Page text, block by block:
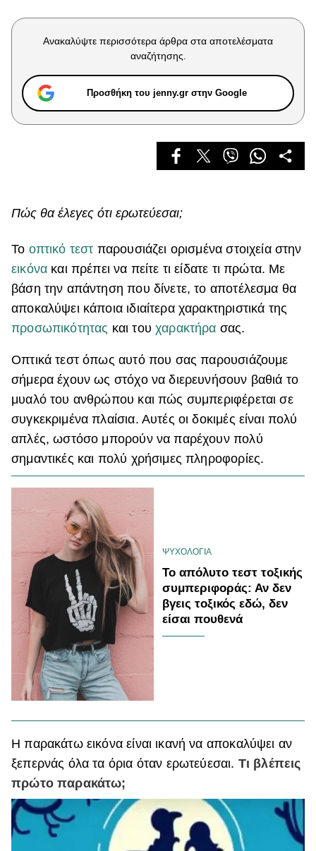
Celebrities
Συνεντεύξεις
True Stories
Ask the Guru
Success Stories
Cooking
Green
Αφιερώματα
ΒΟΞ
Χωρίς Ταμπέλες
Women's Forum
Hautes Grecians
Γάμος
Market News
Ανακαλύψτε περισσότερα άρθρα στα αποτελέσματα
αναζήτησης.
Προσθήκη του jenny.gr στην Google
Πώς θα έλεγες ότι ερωτεύεσαι;
Το οπτικό τεστ παρουσιάζει ορισμένα στοιχεία στην
εικόνα και πρέπει να πείτε τι είδατε τι πρώτα. Με
βάση την απάντηση που δίνετε, το αποτέλεσμα θα
αποκαλύψει κάποια ιδιαίτερα χαρακτηριστικά της
προσωπικότητας και τουχαρακτήρα σας.
Οπτικά τεστ όπως αυτό που σας παρουσιάζουμε
σήμερα έχουν ως στόχο να διερευνήσουν βαθιά το
μυαλό του ανθρώπου και πώς συμπεριφέρεται σε
συγκεκριμένα πλαίσια. Αυτές οι δοκιμές είναι πολύ
απλές, ωστόσο μπορούν να παρέχουν πολύ
σημαντικές και πολύ χρήσιμες πληροφορίες.
ΨΥΧΟΛΟΓΙΑ
Το απόλυτο τεστ τοξικής
συμπεριφοράς: Αν δεν
βγεις τοξικός εδώ, δεν
είσαι πουθενά
Η παρακάτω εικόνα είναι ικανή να αποκαλύψει αν
ξεπερνάς όλα τα όρια όταν ερωτεύεσαι. Τι βλέπεις
πρώτο παρακάτω;